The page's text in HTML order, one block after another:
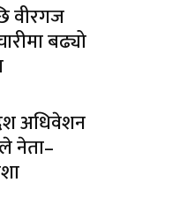
वीरगज
बढ्यो
अधिवेशन
नेता–